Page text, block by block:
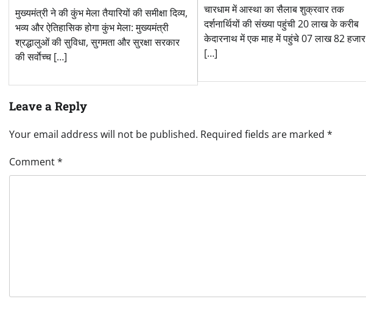
मुख्यमंत्री ने की कुंभ मेला तैयारियों की समीक्षा दिव्य,
भव्य और ऐतिहासिक होगा कुंभ मेला: मुख्यमंत्री
श्रद्धालुओं की सुविधा, सुगमता और सुरक्षा सरकार
की सर्वाेच्च […]
चारधाम में आस्था का सैलाब शुक्रवार तक
दर्शनार्थियों की संख्या पहुंची 20 लाख के करीब
केदारनाथ में एक माह में पहुंचे 07 लाख 82 हजार
[…]
Leave a Reply
Your email address will not be published. Required fields are marked *
Comment*